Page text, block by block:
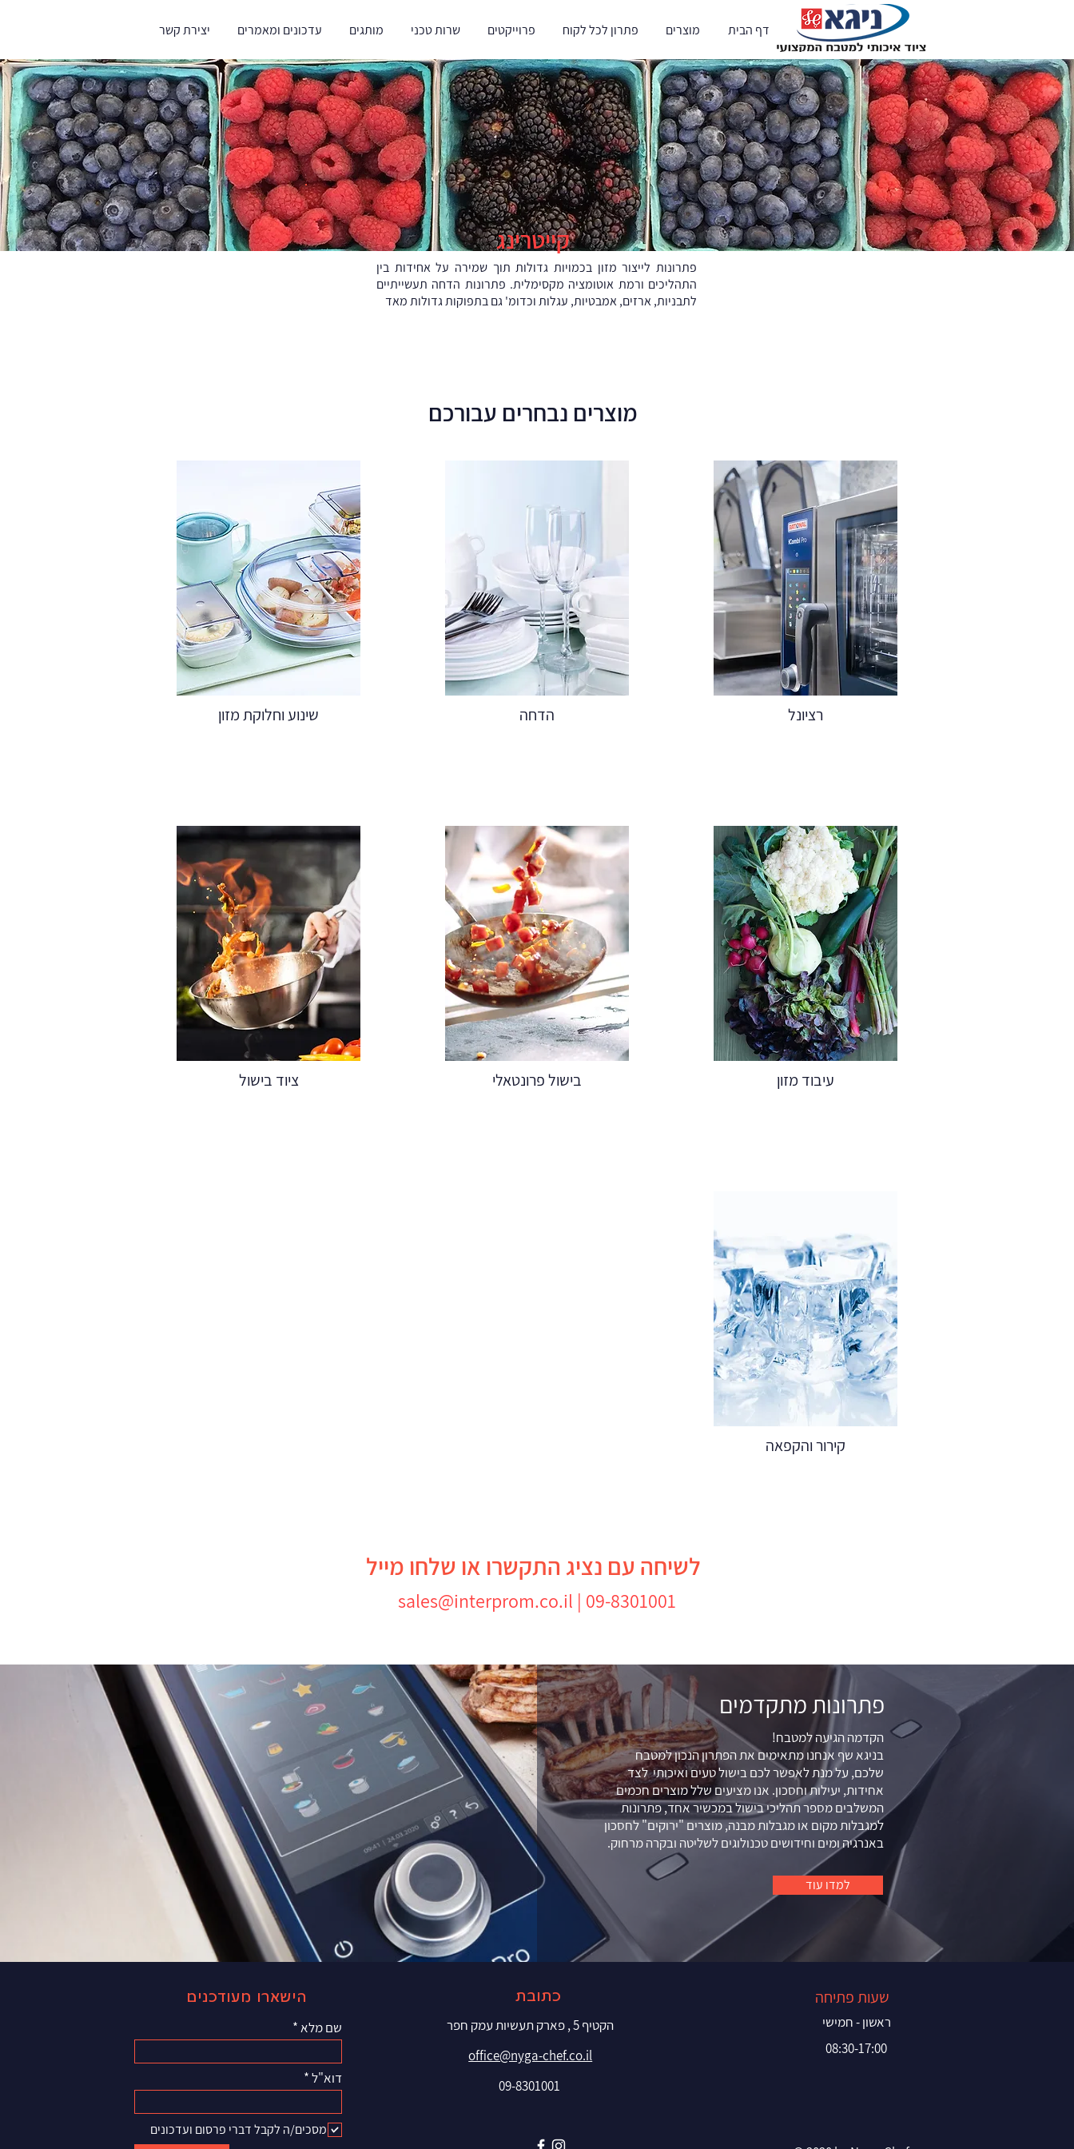
דף הבית מוצרים פתרון לכל לקוח פרוייקטים שרות טכני מותגים עדכונים ומאמרים יצירת קשר
קייטרינג
פתרונות לייצור מזון בכמויות גדולות תוך שמירה על אחידות בין
התהליכים ורמת אוטומציה מקסימלית. פתרונות הדחה תעשייתיים
לתבניות, ארזים, אמבטיות, עגלות וכדומ' גם בתפוקות גדולות מאד
מוצרים נבחרים עבורכם
רציונל
עיבוד מזון
קירור והקפאה
הדחה
בישול פרונטאלי
שינוע וחלוקת מזון
ציוד בישול
פתרונות מתקדמים
הקדמה הגיעה למטבח!
בניגא שף אנחנו מתאימים את הפתרון הנכון למטבח
שלכם, על מנת לאפשר לכם בישול טעים ואיכותי לצד
אחידות, יעילות וחסכון. אנו מציעים שלל מוצרים חכמים
המשלבים מספר תהליכי בישול במכשיר אחד, פתרונות
למגבלות מקום או מגבלות מבנה, מוצרים "ירוקים" לחסכון
באנרגיה ומים וחידושים טכנולוגים לשליטה ובקרה מרחוק.
למדו עוד
לשיחה עם נציג התקשרו או שלחו מייל
sales@interprom.co.il | 09-8301001
הישארו מעודכנים
שם מלא
דוא"ל
מסכים/ה לקבל דברי פרסום ועדכונים
כתובת
הקטיף 5 , פארק תעשיות עמק חפר
office@nyga-chef.co.il
09-8301001
שעות פתיחה
ראשון - חמישי
08:30-17:00